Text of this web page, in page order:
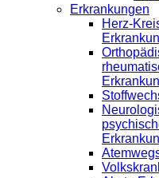
Erkrankungen
Herz-